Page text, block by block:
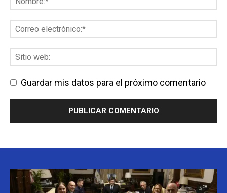
Guardar mis datos para el próximo comentario